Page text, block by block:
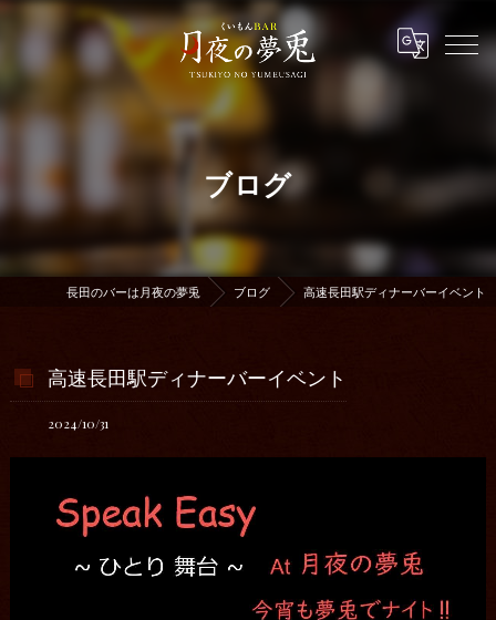
ブログ
長田のバーは月夜の夢兎 ブログ 高速長田駅ディナーバーイベント
高速長田駅ディナーバーイベント
2024/10/31